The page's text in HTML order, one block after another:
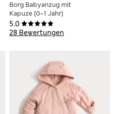
5.0
28 Bewertungen
Borg Babyanzug mit
Kapuze (0–1 Jahr)